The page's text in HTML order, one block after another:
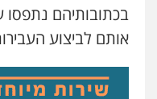
מיסים
הון
בכתובותיהם נתפסו
אותם לביצוע